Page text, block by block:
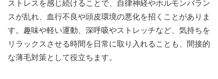
ストレスを感じ続けることで、自律神経やホルモンバラン
スが乱れ、血行不良や頭皮環境の悪化を招くことがありま
す。趣味や軽い運動、深呼吸やストレッチなど、気持ちを
リラックスさせる時間を日常に取り入れることも、間接的
な薄毛対策として役立ちます。